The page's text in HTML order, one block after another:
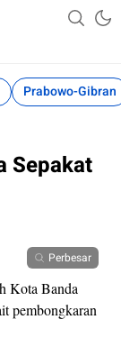
Prabowo-Gibran
Sepakat
Perbesar
Kota Banda
pembongkaran